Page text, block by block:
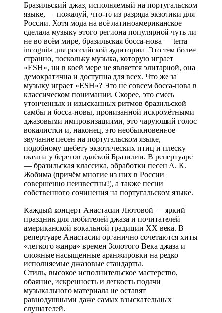
Бразильский джаз, исполняемый на португальском
языке, — пожалуй, что-то из разряда экзотики для
России. Хотя мода на всё латиноамериканское
сделала музыку этого региона популярной чуть ли
не во всём мире, бразильская босса-нова — terra
incognita для российской аудитории. Это тем более
странно, поскольку музыка, которую играет
«ESH», ни в коей мере не является элитарной, она
демократична и доступна для всех. Что же за
музыку играет «ESH»? Это не совсем босса-нова в
классическом понимании. Скорее, это смесь
утонченных и изысканных ритмов бразильской
самбы и босса-новы, пронизанной искромётными
джазовыми импровизациями, это чарующий голос
вокалистки и, наконец, это необыкновенное
звучание песен на португальском языке,
подобному щебету экзотических птиц и плеску
океана у берегов далёкой Бразилии. В репертуаре
— бразильская классика, обработки песен А. К.
Жобима (причём многие из них в России
совершенно неизвестны!), а также песни
собственного сочинения на португальском языке.
Каждый концерт Анастасии Лютовой — яркий
праздник для любителей джаза и почитателей
американской вокальной традиции XX века. В
репертуаре Анастасии органично сочетаются хиты
«легкого жанра» времен Золотого Века джаза и
сложные насыщенные аранжировки на редко
исполняемые джазовые стандарты.
Стиль, высокое исполнительское мастерство,
обаяние, искренность и легкость подачи
музыкального материала не оставят
равнодушными даже самых взыскательных
слушателей.